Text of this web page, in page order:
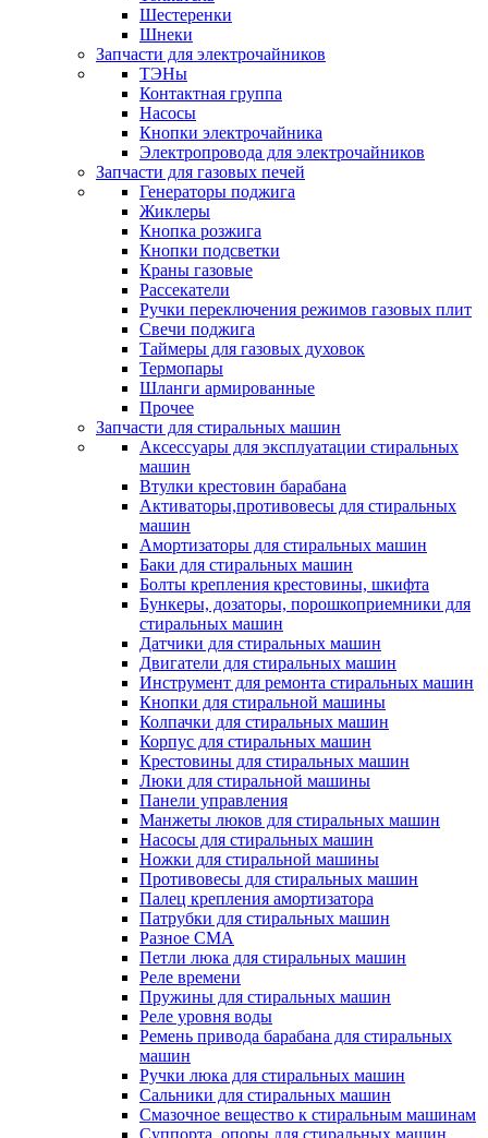
Шестеренки
Шнеки
Запчасти для электрочайников
ТЭНы
Контактная группа
Насосы
Кнопки электрочайника
Электропровода для электрочайников
Запчасти для газовых печей
Генераторы поджига
Жиклеры
Кнопка розжига
Кнопки подсветки
Краны газовые
Рассекатели
Ручки переключения режимов газовых плит
Свечи поджига
Таймеры для газовых духовок
Термопары
Шланги армированные
Прочее
Запчасти для стиральных машин
Аксессуары для эксплуатации стиральных
машин
Втулки крестовин барабана
Активаторы,противовесы для стиральных
машин
Амортизаторы для стиральных машин
Баки для стиральных машин
Болты крепления крестовины, шкифта
Бункеры, дозаторы, порошкоприемники для
стиральных машин
Датчики для стиральных машин
Двигатели для стиральных машин
Инструмент для ремонта стиральных машин
Кнопки для стиральной машины
Колпачки для стиральных машин
Корпус для стиральных машин
Крестовины для стиральных машин
Люки для стиральной машины
Панели управления
Манжеты люков для стиральных машин
Насосы для стиральных машин
Ножки для стиральной машины
Противовесы для стиральных машин
Палец крепления амортизатора
Патрубки для стиральных машин
Разное СМА
Петли люка для стиральных машин
Реле времени
Пружины для стиральных машин
Реле уровня воды
Ремень привода барабана для стиральных
машин
Ручки люка для стиральных машин
Сальники для стиральных машин
Смазочное вещество к стиральным машинам
Суппорта, опоры для стиральных машин